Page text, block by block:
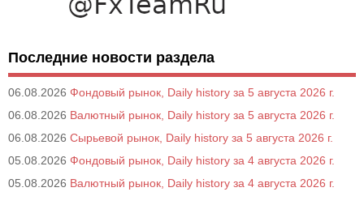
Последние новости раздела
06.08.2026 Фондовый рынок, Daily history за 5 августа 2026 г.
06.08.2026 Валютный рынок, Daily history за 5 августа 2026 г.
06.08.2026 Сырьевой рынок, Daily history за 5 августа 2026 г.
05.08.2026 Фондовый рынок, Daily history за 4 августа 2026 г.
05.08.2026 Валютный рынок, Daily history за 4 августа 2026 г.